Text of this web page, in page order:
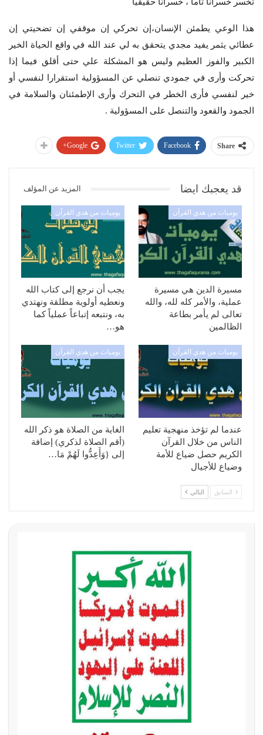
هذا الوعي يطمئن الإنسان،إن تحركي إن موقفي إن تضحيتي إن
عطائي يثمر يفيد مجدي يتحقق به لي عند الله في واقع الحياة الخير
الكبير والفوز العظيم وليس هو المشكلة علي حتى أقلق فيما إذا
تحركت وأرى في جمودي تنصلي عن المسؤولية استقرارا لنفسي أو
خير لنفسي فأرى الخطر في التحرك وأرى الإطمئنان والسلامة في
الجمود والقعود والتنصل على المسؤولية .
Share
Facebook
Twitter
Google+
قد يعجبك ايضا المزيد عن المؤلف
يوميات من هدي القرآن
مسيرة الدين هي مسيرة
عملية، والأمر كله لله، والله
تعالى لم يأمر بطاعة
الظالمين
يوميات من هدي القرآن
يجب أن نرجع إلى كتاب الله
ونعطيه أولوية مطلقة ونهتدي
به، ونتبعه إتباعاً عملياً كما
هو…
يوميات من هدي القرآن
عندما لم تؤخذ منهجية تعليم
الناس من خلال القرآن
الكريم حصل ضياع للأمة
وضياع للأجيال
يوميات من هدي القرآن
الغاية من الصلاة هو ذكر الله
(أقم الصلاة لذكري) إضافة
إلى {وَأَعِدُّوا لَهُمْ مَا…
السابق التالي